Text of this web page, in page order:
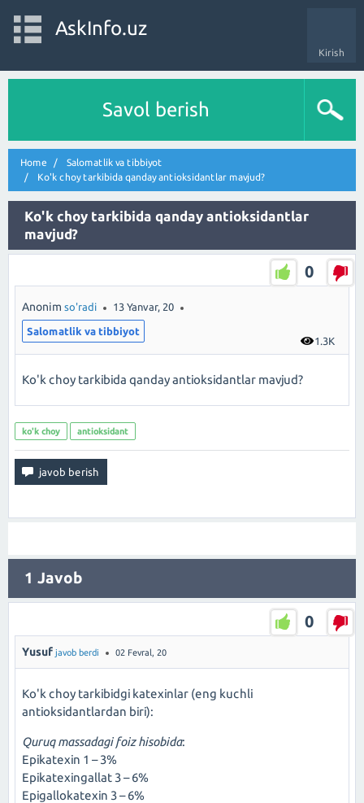
Kirish
AskInfo.uz
Savol berish
Home
Salomatlik va tibbiyot
Ko'k choy tarkibida qanday antioksidantlar mavjud?
Ko'k choy tarkibida qanday antioksidantlar
mavjud?
0
1.3K
Anonim so'radi 13 Yanvar, 20
Salomatlik va tibbiyot
Ko'k choy tarkibida qanday antioksidantlar mavjud?
ko'k choy antioksidant
1 Javob
0
Yusuf javob berdi 02 Fevral, 20
Ko'k choy tarkibidgi katexinlar (eng kuchli
antioksidantlardan biri):
Quruq massadagi foiz hisobida:
Epikatexin 1 – 3%
Epikatexingallat 3 – 6%
Epigallokatexin 3 – 6%